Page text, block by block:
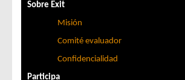
Sobre Exit
Misión
Comité evaluador
Confidencialidad
Participa